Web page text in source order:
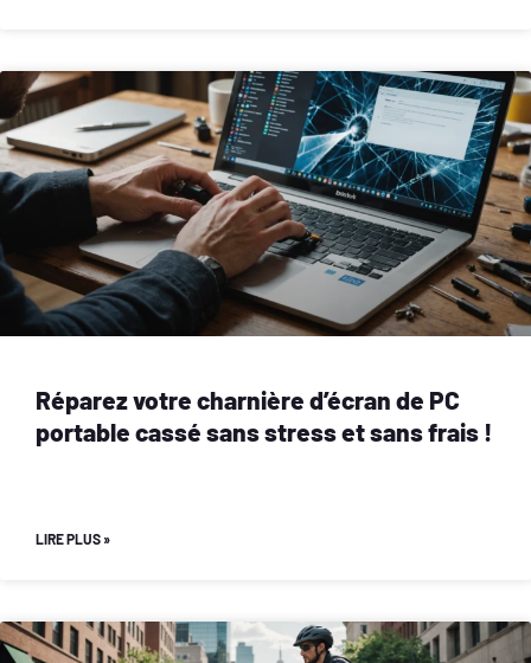
Réparez votre charnière d’écran de PC
portable cassé sans stress et sans frais !
LIRE PLUS »